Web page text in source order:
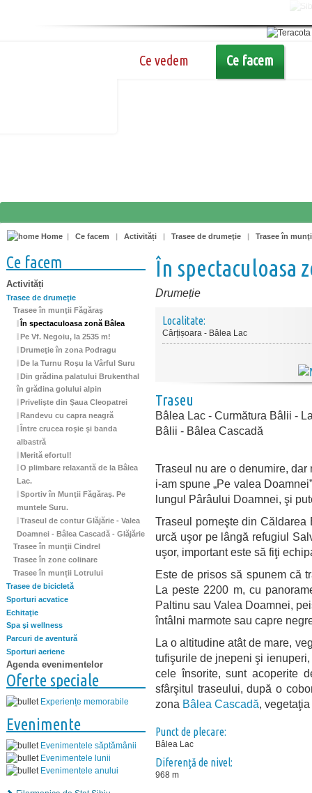
Ce vedem Ce facem
Home | Ce facem | Activități | Trasee de drumeţie | Trasee în
Ce facem
Activități
Trasee de drumeţie
Trasee în munţii Făgăraş
În spectaculoasa zonă Bâlea
Pe Vf. Negoiu, la 2535 m!
Drumeţie în zona Podragu
De la Turnu Roşu la Vârful Suru
Din grădina palatului Brukenthal
în grădina golului alpin
Privelişte din Şaua Cleopatrei
Randevu cu capra neagră
Între crucea roşie şi banda
albastră
Merită efortul!
O plimbare relaxantă de la Bâlea
Lac.
Sportiv în Munţii Făgăraş. Pe
muntele Suru.
Traseul de contur Glăjărie - Valea
Doamnei - Bâlea Cascadă - Glăjărie
Trasee în munţii Cindrel
Trasee în zone colinare
Trasee în munții Lotrului
Trasee de bicicletă
Sporturi acvatice
Echitaţie
Spa şi wellness
Parcuri de aventură
Sporturi aeriene
Agenda evenimentelor
Oferte speciale
Experiențe memorabile
Evenimente
Evenimentele săptămânii
Evenimentele lunii
Evenimentele anului
În spectaculoasa
Drumeție
Localitate:
Cârțișoara - Bâlea Lac
Traseu
Bâlea Lac - Curmătura Bâlii -
Bâlii - Bâlea Cascadă
Traseul nu are o denumire,
i-am spune „Pe valea
lungul Pârâului Doamnei, şi
Traseul porneşte din
urcă uşor pe lângă refugiul
uşor, important este să fiţi
Este de prisos să spunem că
La peste 2200 m, cu
Paltinu sau Valea Doamnei,
întâlni marmote sau capre
La o altitudine atât de mare,
tufişurile de jnepeni şi
cele însorite, sunt acoperite
sfârşitul traseului, după o
zona Bâlea Cascadă,
Punct de plecare:
Bâlea Lac
Diferenţă de nivel:
968 m